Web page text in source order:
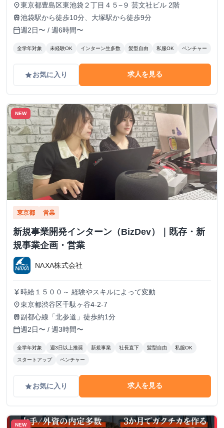
place東京都豊島区東池袋２丁目４５−９ 芸文社ビル 2階
train池袋駅から徒歩10分、大塚駅から徒歩9分
calendar_today週2日〜 / 週6時間〜
全学年対象 未経験OK インターン生多数 髪型自由 私服OK ベンチャー
gradeお気に入り 求人を見る
NEW
東京都 営業
新規事業開発インターン（BizDev）｜既存・新
規事業企画・営業
NAXA株式会社
currency_yen 時給１５００～ 経験やスキルによって変動
place東京都渋谷区千駄ヶ谷4-2-7
train副都心線「北参道」徒歩約1分
calendar_today週2日〜 / 週3時間〜
全学年対象 週3日以上推奨 新規事業 社長直下 髪型自由 私服OK
スタートアップ ベンチャー
gradeお気に入り 求人を見る
NEW